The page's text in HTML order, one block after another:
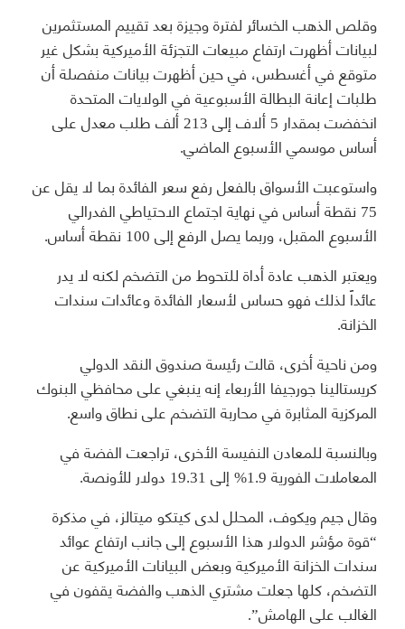
وقلص الذهب الخسائر لفترة وجيزة بعد تقييم المستثمرين
لبيانات أظهرت ارتفاع مبيعات التجزئة الأميركية بشكل غير
متوقع في أغسطس، في حين أظهرت بيانات منفصلة أن
طلبات إعانة البطالة الأسبوعية في الولايات المتحدة
انخفضت بمقدار 5 ألاف إلى 213 ألف طلب معدل على
أساس موسمي الأسبوع الماضي.
واستوعبت الأسواق بالفعل رفع سعر الفائدة بما لا يقل عن
75 نقطة أساس في نهاية اجتماع الاحتياطي الفدرالي
الأسبوع المقبل، وربما يصل الرفع إلى 100 نقطة أساس.
ويعتبر الذهب عادة أداة للتحوط من التضخم لكنه لا يدر
عائداً لذلك فهو حساس لأسعار الفائدة وعائدات سندات
الخزانة.
ومن ناحية أخرى، قالت رئيسة صندوق النقد الدولي
كريستالينا جورجيفا الأربعاء إنه ينبغي على محافظي البنوك
المركزية المثابرة في محاربة التضخم على نطاق واسع.
وبالنسبة للمعادن النفيسة الأخرى، تراجعت الفضة في
المعاملات الفورية 1.9% إلى 19.31 دولار للأونصة.
وقال جيم ويكوف، المحلل لدى كيتكو ميتالز، في مذكرة
“قوة مؤشر الدولار هذا الأسبوع إلى جانب ارتفاع عوائد
سندات الخزانة الأميركية وبعض البيانات الأميركية عن
التضخم، كلها جعلت مشتري الذهب والفضة يقفون في
الغالب على الهامش”.